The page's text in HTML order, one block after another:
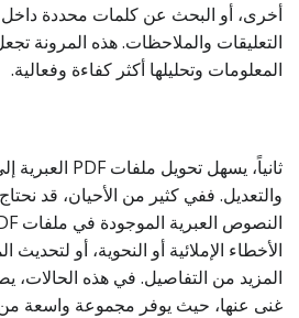
أخرى، أو البحث عن كلمات محددة داخل
التعليقات والملاحظات. هذه المرونة
المعلومات وتحليلها أكثر كفاءة وفعالية.
والتعديل. ففي كثير من الأحيان، قد
الأخطاء الإملائية أو النحوية، أو لتحديث
غنى عنها، حيث يوفر مجموعة واسعة من